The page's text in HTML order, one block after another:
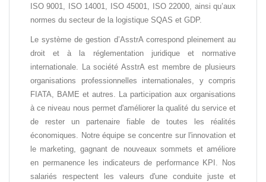
ISO 9001, ISO 14001, ISO 45001, ISO 22000, ainsi qu’aux
normes du secteur de la logistique SQAS et GDP.
Le système de gestion d’AsstrA correspond pleinement au
droit et à la réglementation juridique et normative
internationale. La société AsstrA est membre de plusieurs
organisations professionnelles internationales, y compris
FIATA, BAME et autres. La participation aux organisations
à ce niveau nous permet d'améliorer la qualité du service et
de rester un partenaire fiable de toutes les réalités
économiques. Notre équipe se concentre sur l'innovation et
le marketing, gagnant de nouveaux sommets et améliore
en permanence les indicateurs de performance KPI. Nos
salariés respectent les valeurs d'une conduite juste et